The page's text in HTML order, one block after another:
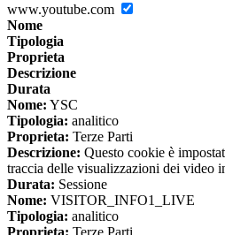
www.youtube.com
Nome
Tipologia
Proprieta
Descrizione
Durata
Nome: YSC
Tipologia: analitico
Proprieta: Terze Parti
Descrizione: Questo cookie è
traccia delle visualizzazioni dei video
Durata: Sessione
Nome: VISITOR_INFO1_LIVE
Tipologia: analitico
Proprieta: Terze Parti